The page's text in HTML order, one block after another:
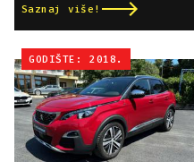
Saznaj više!
GODIŠTE: 2018.